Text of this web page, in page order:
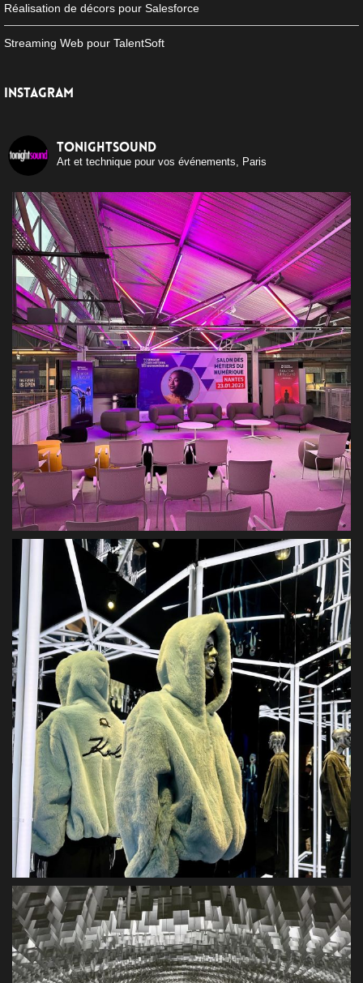
Réalisation de décors pour Salesforce
Streaming Web pour TalentSoft
INSTAGRAM
tonightsound
Art et technique pour vos événements, Paris